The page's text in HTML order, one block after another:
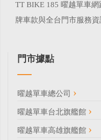
TT BIKE 185 曜越單車
牌車款與全台門市服務資
門市據點
曜越單車總公司
曜越單車台北旗艦館
曜越單車高雄旗艦館